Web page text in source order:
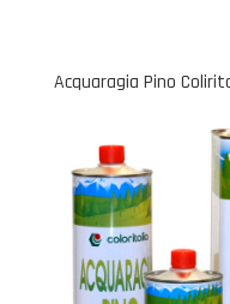
Acquaragia Pino